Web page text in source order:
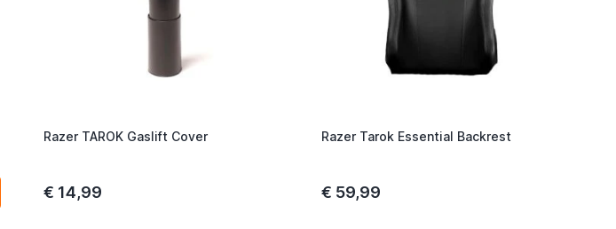
Razer TAROK Gaslift Cover
€ 14,99
Razer Tarok Essential Backrest
€ 59,99